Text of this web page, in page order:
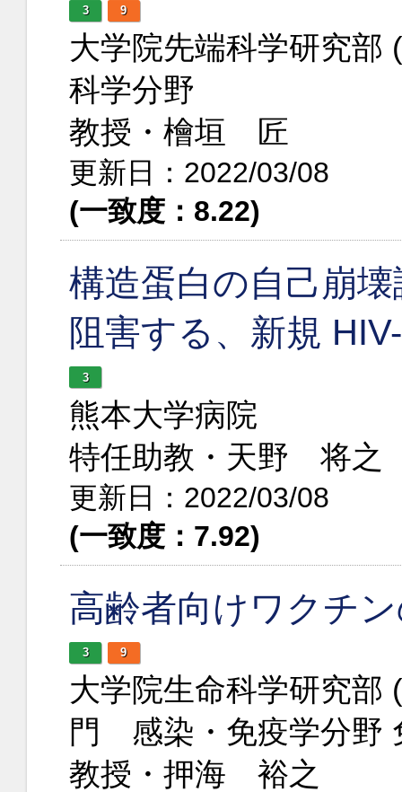
3 9
大学院先端科学研究
科学分野
教授・檜垣 匠
更新日：2022/03/08
(一致度：8.22)
構造蛋白の自己崩
阻害する、新規
3
熊本大学病院
特任助教・天野 将之
更新日：2022/03/08
(一致度：7.92)
高齢者向けワクチ
3 9
大学院生命科学研究部
門 感染・免疫学分野
教授・押海 裕之